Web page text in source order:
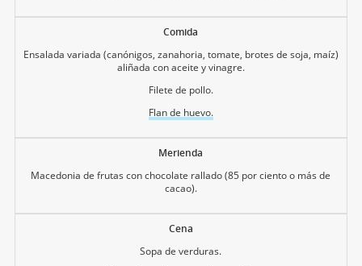
Comida
Ensalada variada (canónigos, zanahoria, tomate, brotes de soja, maíz)
aliñada con aceite y vinagre.
Filete de pollo.
Flan de huevo.
Merienda
Macedonia de frutas con chocolate rallado (85 por ciento o más de
cacao).
Cena
Sopa de verduras.